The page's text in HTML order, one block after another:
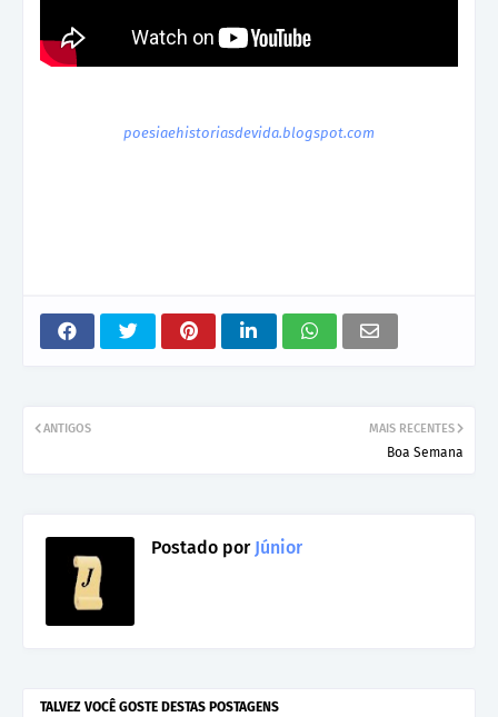
poesiaehistoriasdevida.blogspot.com
MAIS RECENTES
Boa Semana
ANTIGOS
Postado porJúnior
TALVEZ VOCÊ GOSTE DESTAS POSTAGENS